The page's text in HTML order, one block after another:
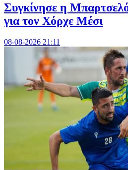
Συγκίνησε η
για τον Χόρχε Μέσι
08-08-2026 21:11